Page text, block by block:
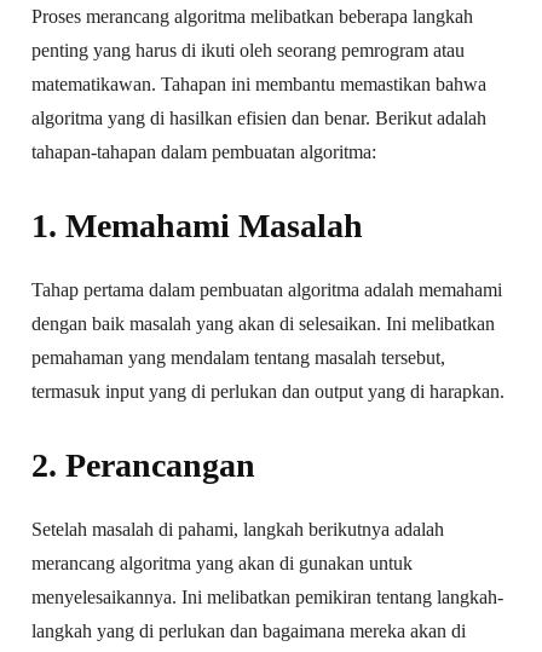
Proses merancang algoritma melibatkan beberapa langkah
penting yang harus di ikuti oleh seorang pemrogram atau
matematikawan. Tahapan ini membantu memastikan bahwa
algoritma yang di hasilkan efisien dan benar. Berikut adalah
tahapan-tahapan dalam pembuatan algoritma:
1. Memahami Masalah
Tahap pertama dalam pembuatan algoritma adalah memahami
dengan baik masalah yang akan di selesaikan. Ini melibatkan
pemahaman yang mendalam tentang masalah tersebut,
termasuk input yang di perlukan dan output yang di harapkan.
2. Perancangan
Setelah masalah di pahami, langkah berikutnya adalah
merancang algoritma yang akan di gunakan untuk
menyelesaikannya. Ini melibatkan pemikiran tentang langkah-
langkah yang di perlukan dan bagaimana mereka akan di